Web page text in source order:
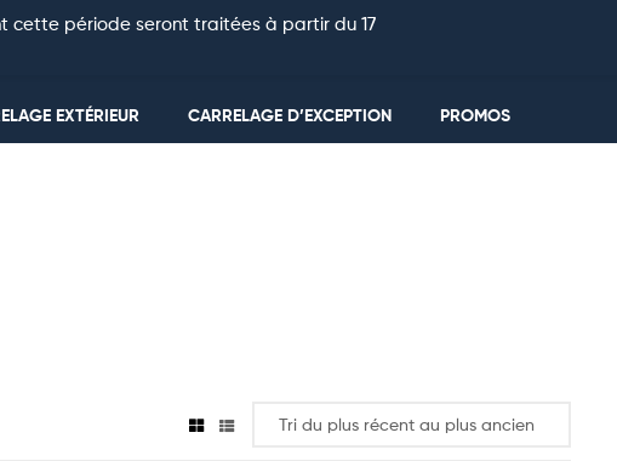
EXTÉRIEUR CARRELAGE D’EXCEPTION PROMOS
cette période seront traitées à partir du 17